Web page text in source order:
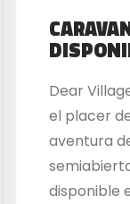
Dear
el placer
aventura
disponible